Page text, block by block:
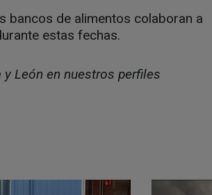
bancos de alimentos colaboran a
estas fechas.
León en nuestros perfiles